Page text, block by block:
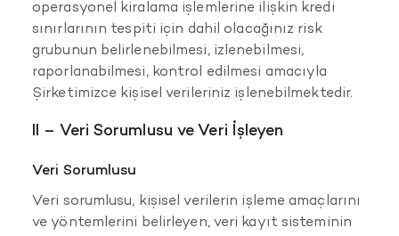
operasyonel kiralama işlemlerine ilişkin kredi
sınırlarının tespiti için dahil olacağınız risk
grubunun belirlenebilmesi, izlenebilmesi,
raporlanabilmesi, kontrol edilmesi amacıyla
Şirketimizce kişisel verileriniz işlenebilmektedir.
II – Veri Sorumlusu ve Veri İşleyen
Veri Sorumlusu
Veri sorumlusu, kişisel verilerin işleme amaçlarını
ve yöntemlerini belirleyen, veri kayıt sisteminin